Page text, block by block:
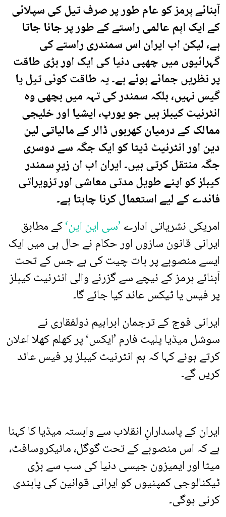
آبنائے ہرمز کو عام طور پر صرف تیل کی سپلائی
کے ایک اہم عالمی راستے کے طور پر جانا جاتا
ہے، لیکن اب ایران اس سمندری راستے کی
گہرائیوں میں چھپی دنیا کی ایک اور بڑی طاقت
پر نظریں جمائے ہوئے ہے۔ یہ طاقت کوئی تیل یا
گیس نہیں، بلکہ سمندر کی تہہ میں بچھی وہ
انٹرنیٹ کیبلز ہیں جو یورپ، ایشیا اور خلیجی
ممالک کے درمیان کھربوں ڈالر کے مالیاتی لین
دین اور انٹرنیٹ ڈیٹا کو ایک جگہ سے دوسری
جگہ منتقل کرتی ہیں۔ ایران اب ان زیرِ سمندر
کیبلز کو اپنے طویل مدتی معاشی اور تزویراتی
فائدے کے لیے استعمال کرنا چاہتا ہے۔
امریکی نشریاتی ادارے’سی این این‘کے مطابق
ایرانی قانون سازوں اور حکام نے حال ہی میں ایک
ایسے منصوبے پر بات چیت کی ہے جس کے تحت
آبنائے ہرمز کے نیچے سے گزرنے والی انٹرنیٹ کیبلز
پر فیس یا ٹیکس عائد کیا جائے گا۔
ایرانی فوج کے ترجمان ابراہیم ذولفقاری نے
سوشل میڈیا پلیٹ فارم ’ایکس‘ پر کھلم کھلا اعلان
کرتے ہوئے کہا کہ ہم انٹرنیٹ کیبلز پر فیس عائد
کریں گے۔
ایران کے پاسدارانِ انقلاب سے وابستہ میڈیا کا کہنا
ہے کہ اس منصوبے کے تحت گوگل، مائیکروسافٹ،
میٹا اور ایمیزون جیسی دنیا کی سب سے بڑی
ٹیکنالوجی کمپنیوں کو ایرانی قوانین کی پابندی
کرنی ہوگی۔